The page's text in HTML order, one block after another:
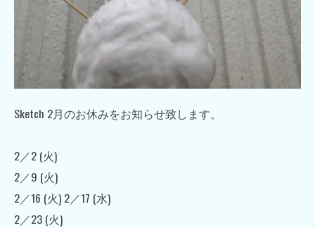
Sketch 2月のお休みをお知らせ致します。
2／2 (火)
2／9 (火)
2／16 (火) 2／17 (水)
2／23 (火)